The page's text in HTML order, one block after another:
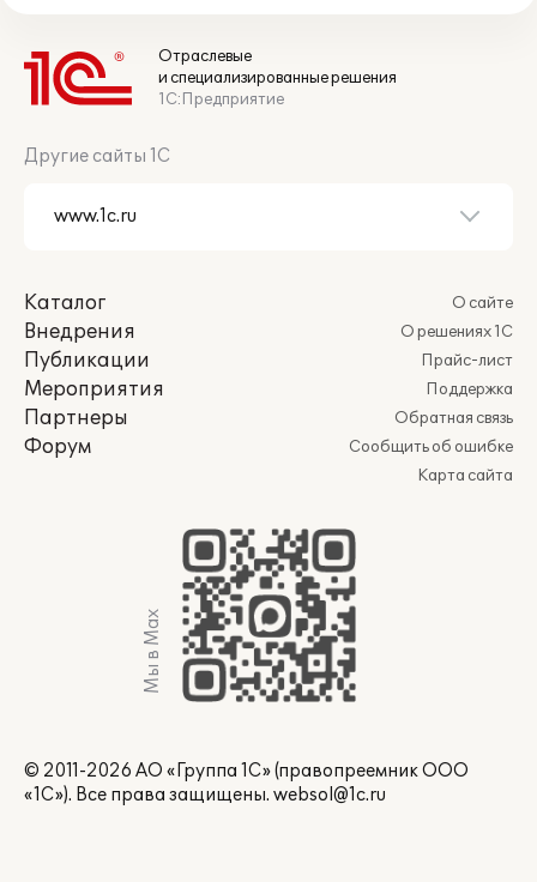
Отраслевые
и специализированные решения
1С:Предприятие
Другие сайты 1С
Каталог
Внедрения
Публикации
Мероприятия
Партнеры
Форум
О сайте
О решениях 1С
Прайс-лист
Поддержка
Обратная связь
Сообщить об ошибке
Карта сайта
Мы в Max
© 2011-2026 АО «Группа 1С» (правопреемник ООО
«1С»). Все права защищены. websol@1c.ru